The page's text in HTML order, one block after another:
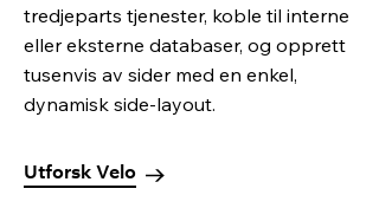
tredjeparts tjenester, koble til interne
eller eksterne databaser, og opprett
tusenvis av sider med en enkel,
dynamisk side-layout.
Utforsk Velo